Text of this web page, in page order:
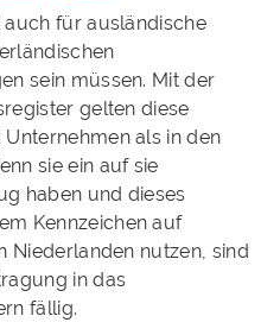
für ausländische
sein müssen. Mit der
gelten diese
als in den
sie ein auf sie
haben und dieses
Kennzeichen auf
Niederlanden nutzen, sind
in das
fällig.